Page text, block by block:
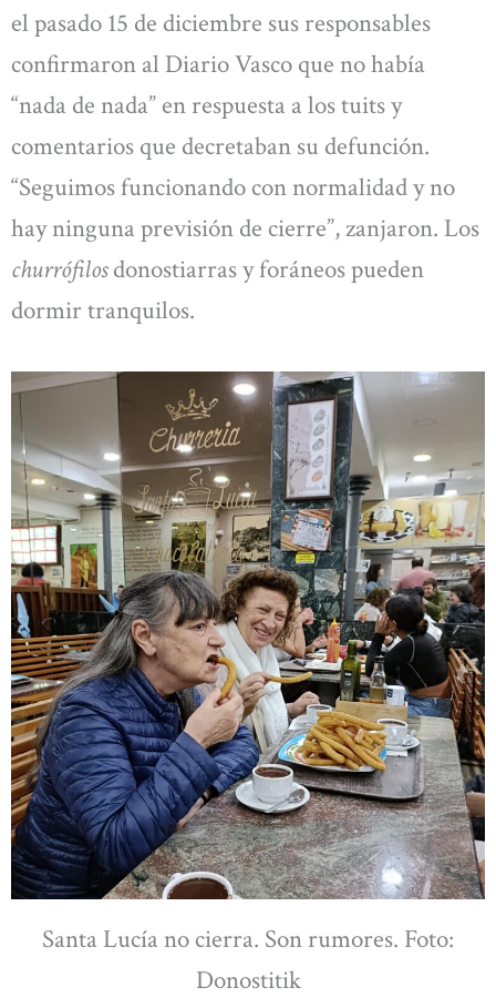
el pasado 15 de diciembre sus responsables
confirmaron al Diario Vasco que no había
“nada de nada” en respuesta a los tuits y
comentarios que decretaban su defunción.
“Seguimos funcionando con normalidad y no
hay ninguna previsión de cierre”, zanjaron. Los
churrófilosdonostiarras y foráneos pueden
dormir tranquilos.
Santa Lucía no cierra. Son rumores. Foto:
Donostitik